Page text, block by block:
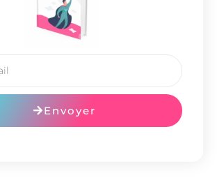
Envoyer